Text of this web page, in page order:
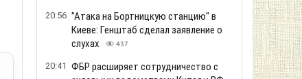
20:56 "Атака на Бортницкую станцию" в
Киеве: Генштаб сделал заявление о
слухах
437
20:41 ФБР расширяет сотрудничество с